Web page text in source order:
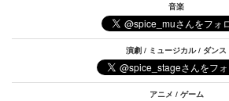
音楽
演劇 / ミュージカル / ダンス
アニメ / ゲーム